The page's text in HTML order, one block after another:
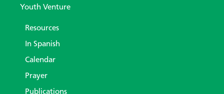
Youth Venture
Resources
In Spanish
Calendar
Prayer
Publications